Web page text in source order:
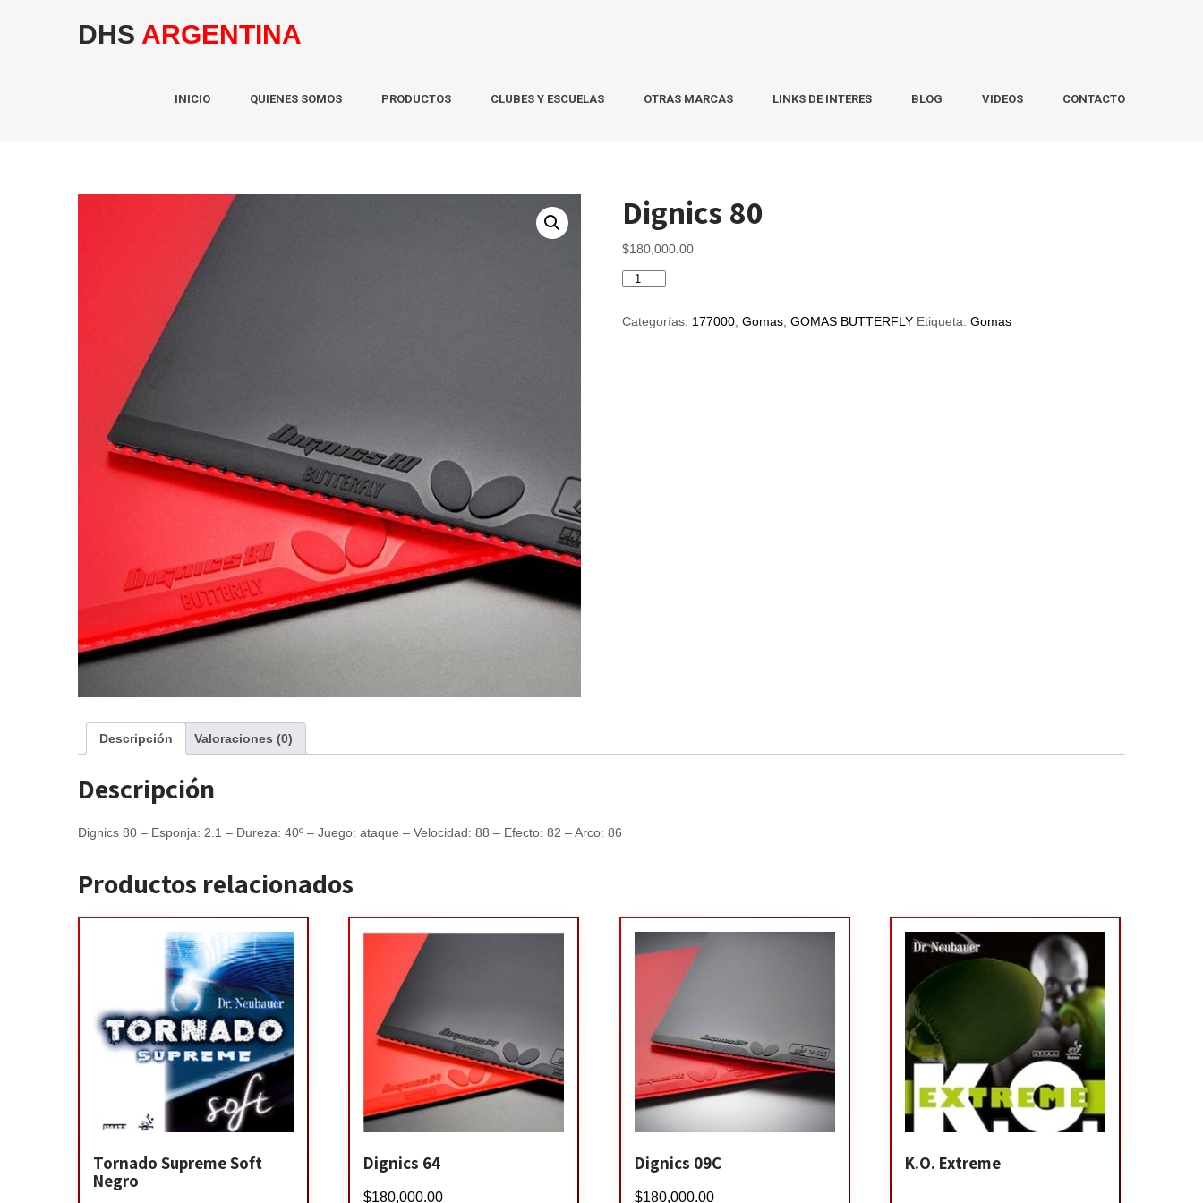
DHS ARGENTINA
INICIO QUIENES SOMOS PRODUCTOS CLUBES Y ESCUELAS OTRAS MARCAS LINKS DE INTERES BLOG VIDEOS CONTACTO
Dignics 80
$180,000.00
Dignics
Categorías: 177000 ,Gomas ,GOMAS BUTTERFLY Etiqueta:Gomas
Descripción Valoraciones (0)
Descripción
Dignics 80 – Esponja: 2.1 – Dureza: 40º – Juego: ataque – Velocidad: 88 – Efecto: 82 – Arco: 86
Productos relacionados
Tornado Supreme Soft
Negro
Dignics 64
$180,000.00
Dignics 09C
$180,000.00
K.O. Extreme